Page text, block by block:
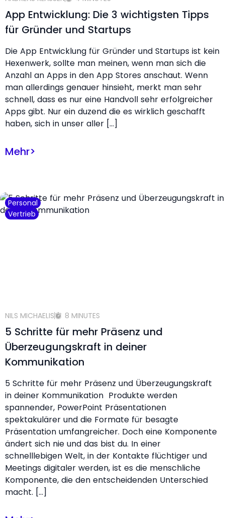
App Entwicklung: Die 3 wichtigsten Tipps
für Gründer und Startups
Die App Entwicklung für Gründer und Startups ist kein
Hexenwerk, sollte man meinen, wenn man sich die
Anzahl an Apps in den App Stores anschaut. Wenn
man allerdings genauer hinsieht, merkt man sehr
schnell, dass es nur eine Handvoll sehr erfolgreicher
Apps gibt. Nur ein duzend die es wirklich geschafft
haben, sich in unser aller […]
Mehr>
Personal
Vertrieb
NILS MICHAELIS 8 MINUTES
5 Schritte für mehr Präsenz und
Überzeugungskraft in deiner
Kommunikation
5 Schritte für mehr Präsenz und Überzeugungskraft
in deiner Kommunikation Produkte werden
spannender, PowerPoint Präsentationen
spektakulärer und die Formate für besagte
Präsentation umfangreicher. Doch eine Komponente
ändert sich nie und das bist du. In einer
schnelllebigen Welt, in der Kontakte flüchtiger und
Meetings digitaler werden, ist es die menschliche
Komponente, die den entscheidenden Unterschied
macht. […]